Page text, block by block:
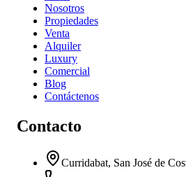
Nosotros
Propiedades
Venta
Alquiler
Luxury
Comercial
Blog
Contáctenos
Contacto
Curridabat, San José de